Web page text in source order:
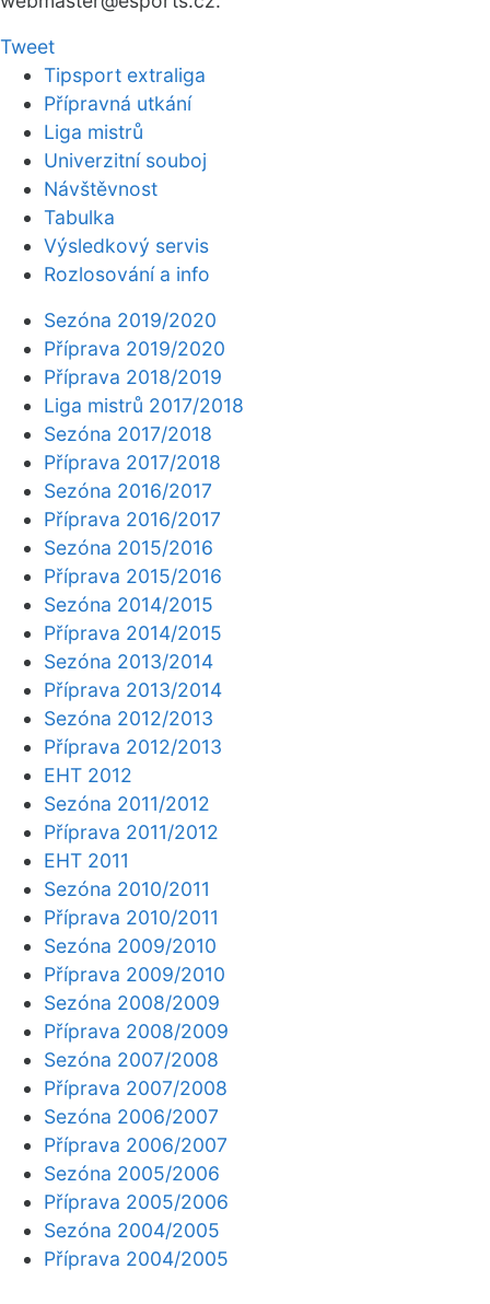
Tweet
Tipsport extraliga
Přípravná utkání
Liga mistrů
Univerzitní souboj
Návštěvnost
Tabulka
Výsledkový servis
Rozlosování a info
Sezóna 2019/2020
Příprava 2019/2020
Příprava 2018/2019
Liga mistrů 2017/2018
Sezóna 2017/2018
Příprava 2017/2018
Sezóna 2016/2017
Příprava 2016/2017
Sezóna 2015/2016
Příprava 2015/2016
Sezóna 2014/2015
Příprava 2014/2015
Sezóna 2013/2014
Příprava 2013/2014
Sezóna 2012/2013
Příprava 2012/2013
EHT 2012
Sezóna 2011/2012
Příprava 2011/2012
EHT 2011
Sezóna 2010/2011
Příprava 2010/2011
Sezóna 2009/2010
Příprava 2009/2010
Sezóna 2008/2009
Příprava 2008/2009
Sezóna 2007/2008
Příprava 2007/2008
Sezóna 2006/2007
Příprava 2006/2007
Sezóna 2005/2006
Příprava 2005/2006
Sezóna 2004/2005
Příprava 2004/2005